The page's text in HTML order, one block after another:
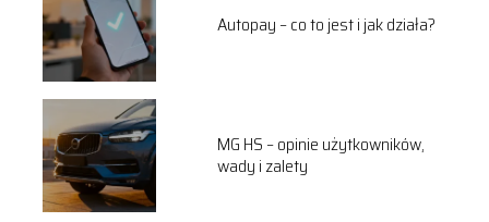
Autopay – co to jest i jak działa?
MG HS – opinie użytkowników,
wady i zalety